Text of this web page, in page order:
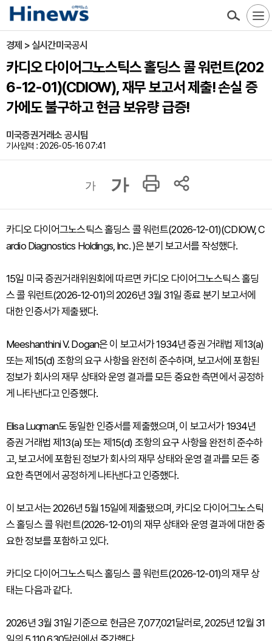
경제 > 실시간미국공시
카디오 다이어그노스틱스 홀딩스 콜 워런트(202
6-12-01)(CDIOW), 재무 보고서 제출! 손실 증
가에도 불구하고 현금 보유량 급증!
미국증권거래소 공시팀
기사입력 : 2026-05-16 07:41
가 가
카디오 다이어그노스틱스 홀딩스 콜 워런트(2026-12-01)(CDIOW, C
ardio Diagnostics Holdings, Inc. )은 분기 보고서를 작성했다.
15일 미국 증권거래위원회에 따르면 카디오 다이어그노스틱스 홀딩
스 콜 워런트(2026-12-01)의 2026년 3월 31일 종료 분기 보고서에
대한 인증서가 제출됐다.
Meeshanthini V. Dogan은 이 보고서가 1934년 증권 거래법 제13(a)
또는 제15(d) 조항의 요구 사항을 완전히 준수하며, 보고서에 포함된
정보가 회사의 재무 상태와 운영 결과를 모든 중요한 측면에서 공정하
게 나타낸다고 인증했다.
Elisa Luqman도 동일한 인증서를 제출했으며, 이 보고서가 1934년
증권 거래법 제13(a) 또는 제15(d) 조항의 요구 사항을 완전히 준수하
고, 보고서에 포함된 정보가 회사의 재무 상태와 운영 결과를 모든 중
요한 측면에서 공정하게 나타낸다고 인증했다.
이 보고서는 2026년 5월 15일에 제출됐으며, 카디오 다이어그노스틱
스 홀딩스 콜 워런트(2026-12-01)의 재무 상태와 운영 결과에 대한 중
요한 정보를 포함하고 있다.
카디오 다이어그노스틱스 홀딩스 콜 워런트(2026-12-01)의 재무 상
태는 다음과 같다.
2026년 3월 31일 기준으로 현금은 7,077,021달러로, 2025년 12월 31